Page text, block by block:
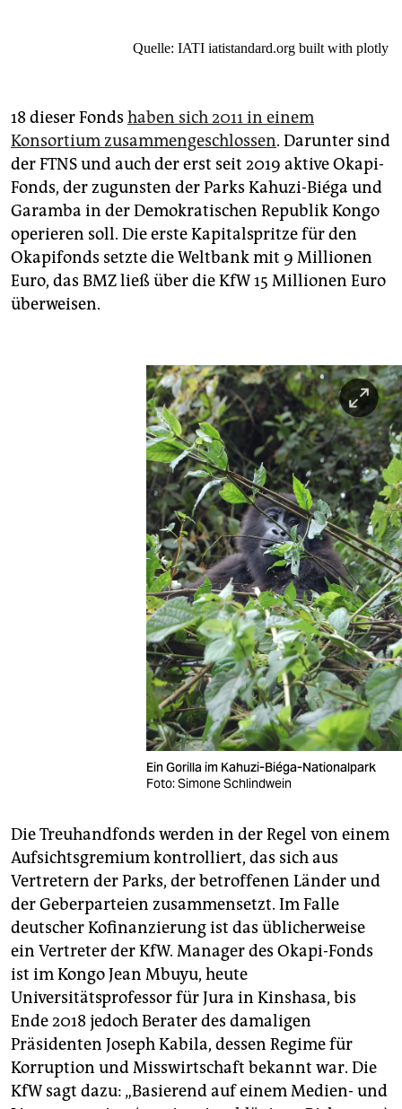
Quelle: IATI iatistandard.org built with plotly
18 dieser Fonds haben sich 2011 in einem
Konsortium zusammengeschlossen. Darunter sind
der FTNS und auch der erst seit 2019 aktive Okapi-
Fonds, der zugunsten der Parks Kahuzi-Biéga und
Garamba in der Demokratischen Republik Kongo
operieren soll. Die erste Kapitalspritze für den
Okapifonds setzte die Weltbank mit 9 Millionen
Euro, das BMZ ließ über die KfW 15 Millionen Euro
überweisen.
Ein Gorilla im Kahuzi-Biéga-Nationalpark
Foto: Simone Schlindwein
Die Treuhandfonds werden in der Regel von einem
Aufsichtsgremium kontrolliert, das sich aus
Vertretern der Parks, der betroffenen Länder und
der Geberparteien zusammensetzt. Im Falle
deutscher Kofinanzierung ist das üblicherweise
ein Vertreter der KfW. Manager des Okapi-Fonds
ist im Kongo Jean Mbuyu, heute
Universitätsprofessor für Jura in Kinshasa, bis
Ende 2018 jedoch Berater des damaligen
Präsidenten Joseph Kabila, dessen Regime für
Korruption und Misswirtschaft bekannt war. Die
KfW sagt dazu: „Basierend auf einem Medien- und